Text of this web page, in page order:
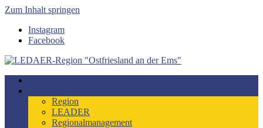
Zum Inhalt springen
Instagram
Facebook
LEDAER-Region "Ostfriesland an der Ems"
Förderzeitraum 2023-2027
Region
LEADER
Regionalmanagement